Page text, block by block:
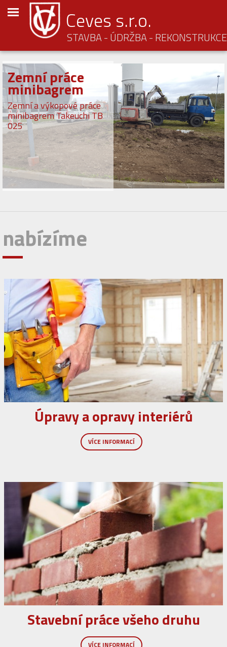
Ceves s.r.o.
STAVBA - ÚDRŽBA - REKONSTRUKCE
Rekonstrukce
koupelen
provádíme rekonstrukce
koupelen na klíč
nabízíme
Úpravy a opravy interiérů
VÍCE INFORMACÍ
Stavební práce všeho druhu
VÍCE INFORMACÍ